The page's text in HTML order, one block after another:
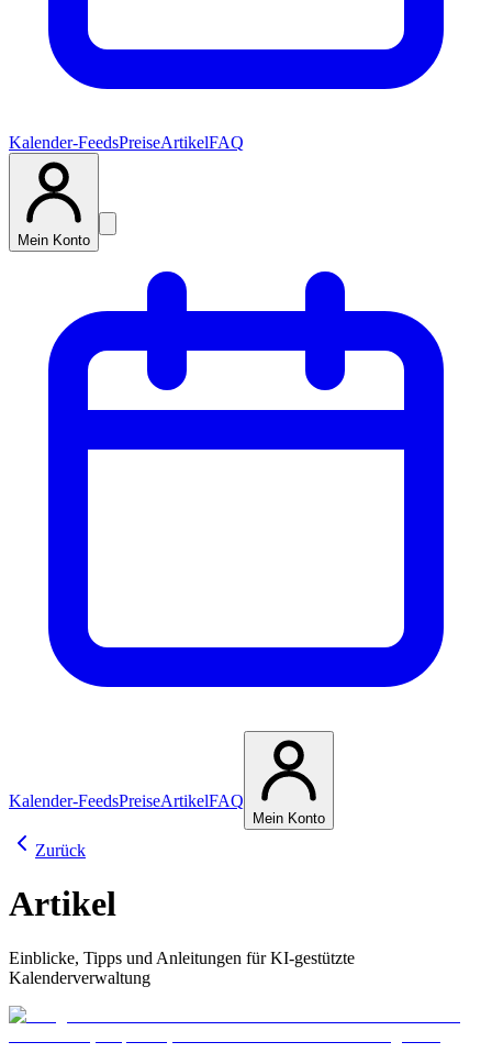
Kalender-FeedsPreiseArtikelFAQ
Mein Konto
Kalender-FeedsPreiseArtikelFAQ
Mein Konto
Zurück
Artikel
Einblicke, Tipps und Anleitungen für KI-gestützte
Kalenderverwaltung